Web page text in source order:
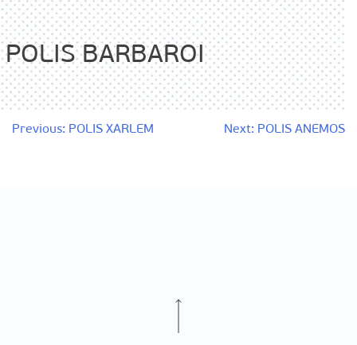
POLIS BARBAROI
Πλοήγηση
Previous: POLIS XARLEM Next: POLIS ANEMOS